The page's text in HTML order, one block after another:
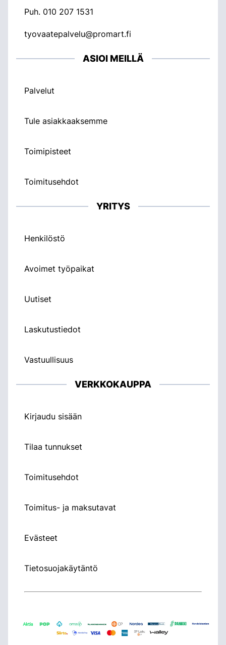
Puh. 010 207 1531
tyovaatepalvelu@promart.fi
ASIOI MEILLÄ
Palvelut
Tule asiakkaaksemme
Toimipisteet
Toimitusehdot
YRITYS
Henkilöstö
Avoimet työpaikat
Uutiset
Laskutustiedot
Vastuullisuus
VERKKOKAUPPA
Kirjaudu sisään
Tilaa tunnukset
Toimitusehdot
Toimitus- ja maksutavat
Evästeet
Tietosuojakäytäntö